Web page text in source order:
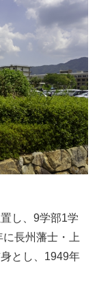
し、9学部1学
長州藩士・上
とし、1949年